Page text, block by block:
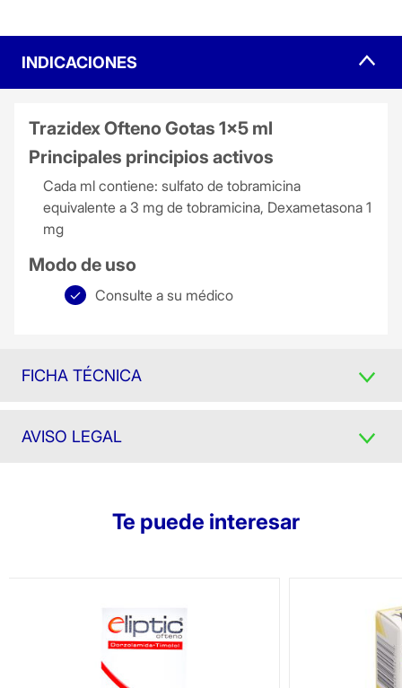
INDICACIONES
Trazidex Ofteno Gotas 1x5 ml
Principales principios activos
Cada ml contiene: sulfato de tobramicina
equivalente a 3 mg de tobramicina, Dexametasona 1
mg
Modo de uso
Consulte a su médico
FICHA TÉCNICA
AVISO LEGAL
Te puede interesar